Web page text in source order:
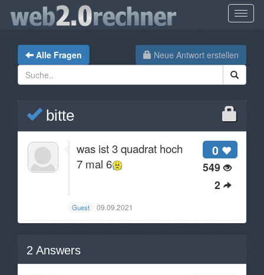
Neue Antwort erstellen
Alle Fragen
bitte
0
549
2
was ist 3 quadrat hoch
7 mal 6
Guest 09.09.2021
2 Answers